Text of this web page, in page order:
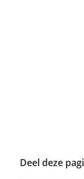
Deel deze